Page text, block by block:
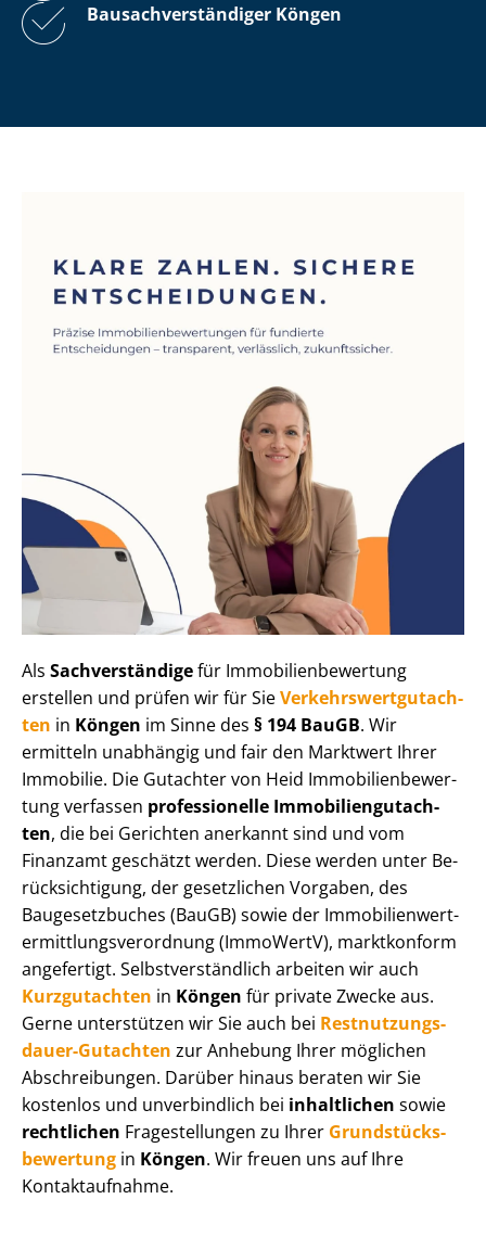
Bau­sach­ver­stän­di­ger Köngen
Als Sachverständigefür Im­mo­bi­li­en­be­wer­tung
erstellen und prüfen wir für SieVer­kehrs­wert­gut­ach­
ten in Köngen im Sinne des § 194 BauGB. Wir
ermitteln unabhängig und fair den Marktwert Ihrer
Immobilie. Die Gutachter von Heid Im­mo­bi­li­en­be­wer­
tung verfassen professionelle Im­mo­bi­li­en­gut­ach­
ten, die bei Gerichten anerkannt sind und vom
Finanzamt geschätzt werden. Diese werden unter Be­
rück­sich­ti­gung, der gesetzlichen Vorgaben, des
Baugesetzbuches (BauGB) sowie der Im­mo­bi­li­en­wert­
ermitt­lungs­ver­ord­nung (ImmoWertV), marktkonform
angefertigt. Selbst­ver­ständ­lich arbeiten wir auch
Kurzgutachten in Köngen für private Zwecke aus.
Gerne unterstützen wir Sie auch bei Rest­nut­zungs­
dau­er-Gutachten zur Anhebung Ihrer möglichen
Abschreibungen. Darüber hinaus beraten wir Sie
kostenlos und unverbindlich bei inhaltlichen sowie
rechtlichen Fragestellungen zu Ihrer Grund­stücks­
be­wer­tung in Köngen. Wir freuen uns auf Ihre
Kontaktaufnahme.